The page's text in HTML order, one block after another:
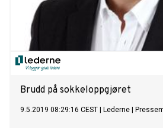
Brudd på sokkeloppgjøret
9.5.2019 08:29:16 CEST Lederne